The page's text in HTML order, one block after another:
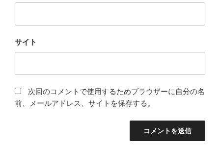
サイト
次回のコメントで使用するためブラウザーに自分の名
前、メールアドレス、サイトを保存する。